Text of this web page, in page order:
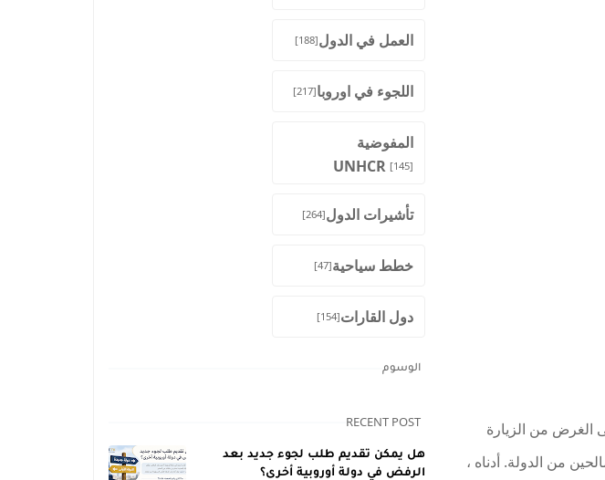
الغرض من الزيارة
من الدولة. أدناه ،
العمل في الدول[188]
اللجوء في اوروبا[217]
المفوضية
UNHCR [145]
تأشيرات الدول[264]
خطط سياحية[47]
دول القارات[154]
الوسوم
RECENT POST
هل يمكن تقديم طلب لجوء جديد بعد
الرفض في دولة أوروبية أخرى؟